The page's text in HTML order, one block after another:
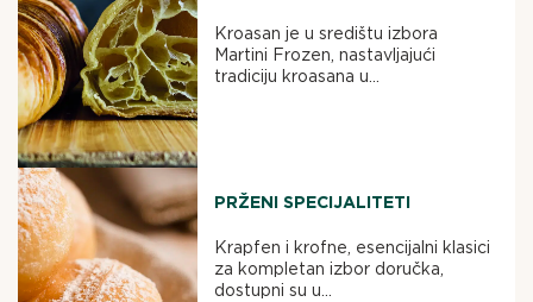
Kroasan je u središtu izbora
Martini Frozen, nastavljajući
tradiciju kroasana u...
PRŽENI SPECIJALITETI
Krapfen i krofne, esencijalni klasici
za kompletan izbor doručka,
dostupni su u...